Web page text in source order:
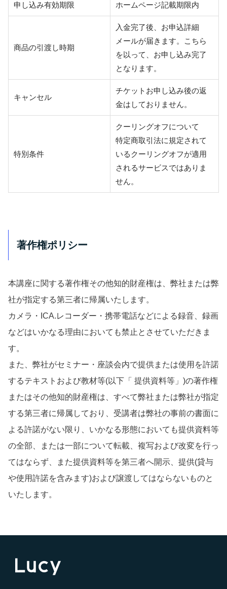
申し込み有効期限 ホームページ記載期限内
商品の引渡し時期
入金完了後、お申込詳細
メールが届きます。こちら
を以って、お申し込み完了
となります。
キャンセル
チケットお申し込み後の返
金はしておりません。
特別条件
クーリングオフについて
特定商取引法に規定されて
いるクーリングオフが適用
されるサービスではありま
せん。
著作権ポリシー
本講座に関する著作権その他知的財産権は、弊社または弊
社が指定する第三者に帰属いたします。
カメラ・ICA.レコーダー・携帯電話などによる録音、録画
などはいかなる理由においても禁止とさせていただきま
す。
また、弊社がセミナー・座談会内で提供または使用を許諾
するテキストおよび教材等(以下「 提供資料等」)の著作権
またはその他知的財産権は、すべて弊社または弊社が指定
する第三者に帰属しており、受講者は弊社の事前の書面に
よる許諾がない限り、いかなる形態においても提供資料等
の全部、または一部について転載、複写および改変を行っ
てはならず、また提供資料等を第三者へ開示、提供(貸与
や使用許諾を含みます)および譲渡してはならないものと
いたします。